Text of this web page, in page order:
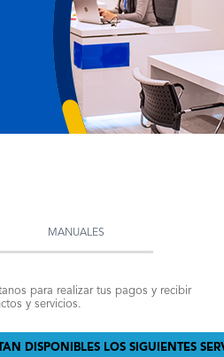
MANUALES
para realizar tus pagos y recibir
y servicios.
DISPONIBLES LOS SIGUIENTES